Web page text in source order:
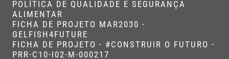
POLÍTICA DE QUALIDADE E SEGURANÇA
ALIMENTAR
FICHA DE PROJETO MAR2030 -
GELFISH4FUTURE
FICHA DE PROJETO - #CONSTRUIR O FUTURO -
PRR-C10-I02-M-000217